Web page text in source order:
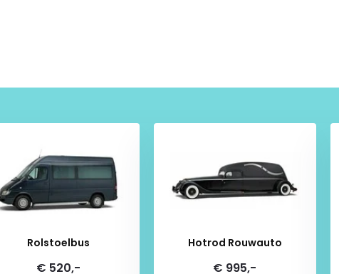
vakkundige medewerkers
en geleverd. Niet
een betrouwbare, discrete
Rolstoelbus
€ 520,-
Hotrod Rouwauto
€ 995,-